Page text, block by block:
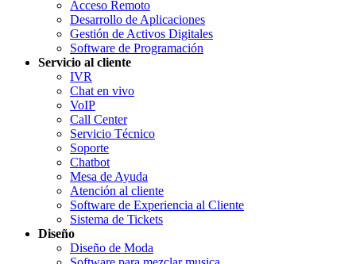
Acceso Remoto
Desarrollo de Aplicaciones
Gestión de Activos Digitales
Software de Programación
Servicio al cliente
IVR
Chat en vivo
VoIP
Call Center
Servicio Técnico
Soporte
Chatbot
Mesa de Ayuda
Atención al cliente
Software de Experiencia al Cliente
Sistema de Tickets
Diseño
Diseño de Moda